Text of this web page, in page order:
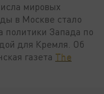
мировых
в Москве стало
политики Запада по
для Кремля. Об
газета The